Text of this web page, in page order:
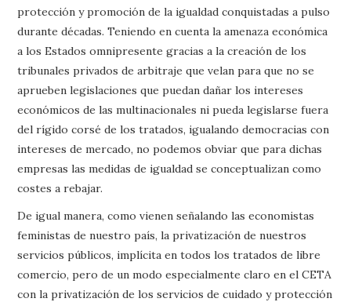
protección y promoción de la igualdad conquistadas a pulso
durante décadas. Teniendo en cuenta la amenaza económica
a los Estados omnipresente gracias a la creación de los
tribunales privados de arbitraje que velan para que no se
aprueben legislaciones que puedan dañar los intereses
económicos de las multinacionales ni pueda legislarse fuera
del rígido corsé de los tratados, igualando democracias con
intereses de mercado, no podemos obviar que para dichas
empresas las medidas de igualdad se conceptualizan como
costes a rebajar.
De igual manera, como vienen señalando las economistas
feministas de nuestro país, la privatización de nuestros
servicios públicos, implícita en todos los tratados de libre
comercio, pero de un modo especialmente claro en el CETA
con la privatización de los servicios de cuidado y protección